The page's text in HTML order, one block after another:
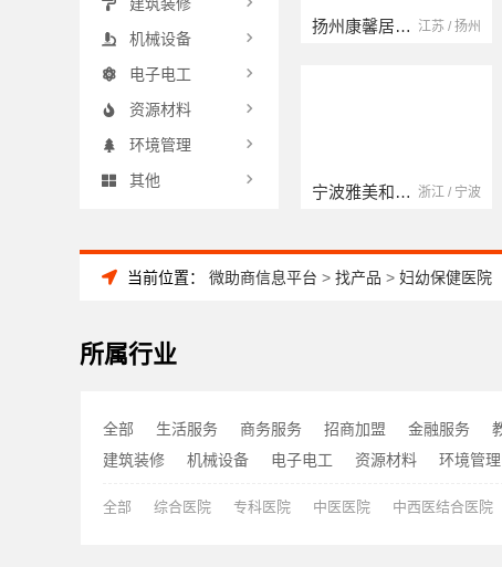
云南晟构建筑建材有限公司 云南 / 大理
浙江宜美嘉装饰工程有限公司 浙江 / 绍兴
机械设备
电子电工
资源材料
环境管理
其他
当前位置： 微助商信息平台 > 找产品 > 妇幼保健医院
所属行业
全部 生活服务 商务服务 招商加盟 金融服务
建筑装修
机械设备 电子电工 资源材料 环境管理
全部 综合医院 专科医院 中医医院 中西医结合医院